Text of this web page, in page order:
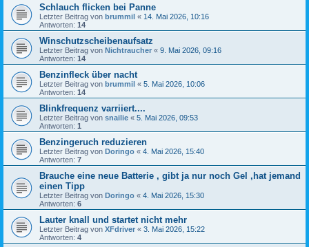
Schlauch flicken bei Panne
Letzter Beitrag von brummil « 14. Mai 2026, 10:16
Antworten: 14
Winschutzscheibenaufsatz
Letzter Beitrag von Nichtraucher « 9. Mai 2026, 09:16
Antworten: 14
Benzinfleck über nacht
Letzter Beitrag von brummil « 5. Mai 2026, 10:06
Antworten: 14
Blinkfrequenz varriiert....
Letzter Beitrag von snailie « 5. Mai 2026, 09:53
Antworten: 1
Benzingeruch reduzieren
Letzter Beitrag von Doringo « 4. Mai 2026, 15:40
Antworten: 7
Brauche eine neue Batterie , gibt ja nur noch Gel ,hat jemand
einen Tipp
Letzter Beitrag von Doringo « 4. Mai 2026, 15:30
Antworten: 6
Lauter knall und startet nicht mehr
Letzter Beitrag von XFdriver « 3. Mai 2026, 15:22
Antworten: 4